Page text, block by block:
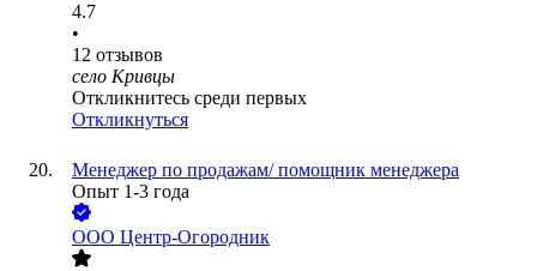
4.7
•
12 отзывов
село Кривцы
Откликнитесь среди первых
Откликнуться
Менеджер по продажам/ помощник менеджера
Опыт 1-3 года
ООО Центр-Огородник